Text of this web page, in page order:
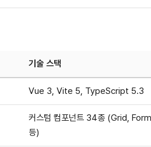
기술 스택
Vue 3, Vite 5, TypeScript 5.3
커스텀 컴포넌트 34종 (Grid,
등)